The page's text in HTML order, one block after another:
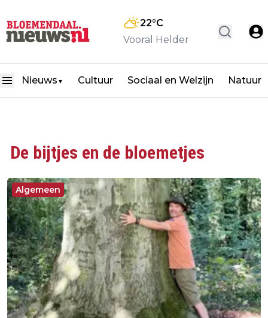
22°C
Vooral Helder
Nieuws ▼ Cultuur Sociaal en Welzijn Natuur
De bijtjes en de bloemetjes
Algemeen